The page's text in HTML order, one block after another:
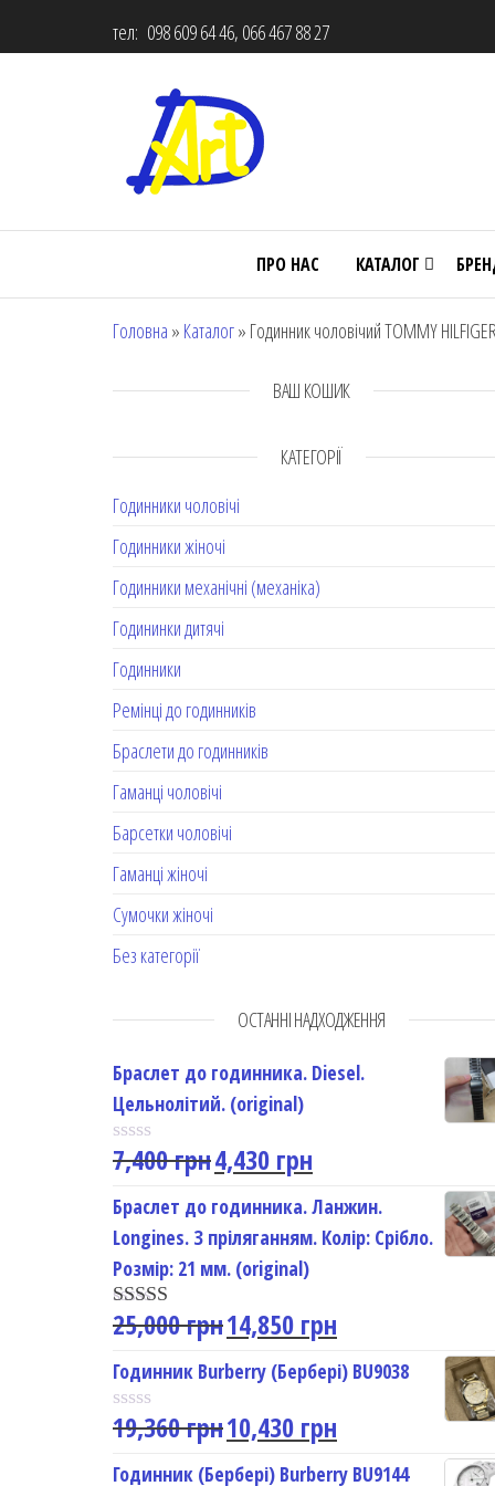
тел: 098 609 64 46, 066 467 88 27
ПРО НАС КАТАЛОГ
Головна » Каталог» Годинник чоловічий TOMMY
ВАШ КОШИК
КАТЕГОРІЇ
Годинники чоловічі
Годинники жіночі
Годинники механічні (механіка)
Годининки дитячі
Годинники
Ремінці до годинників
Браслети до годинників
Гаманці чоловічі
Барсетки чоловічі
Гаманці жіночі
Сумочки жіночі
Без категорії
ОСТАННІ НАДХОДЖЕННЯ
Браслет до годинника. Diesel.
Цельнолітий. (original)
R
t
e
d
0
o
u
t
o
5
7,400грн4,430 грн
Браслет до годинника. Ланжин.
Longines. З пріляганням. Колір: Срібло.
Розмір: 21 мм. (original)
Rated5.00
out of 5
25,000грн14,850 грн
Годинник Burberry (Бербері) BU9038
R
t
19,360грн10,430 грн
Годинник (Бербері) Burberry BU9144